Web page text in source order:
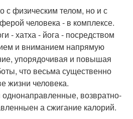
с физическим телом, но и с
человека - в комплексе.
- хатха - йога - посредством
и вниманием напрямую
упорядочивая и повышая
что весьма существенно
жизни человека.
возвратно-
а сжигание калорий.